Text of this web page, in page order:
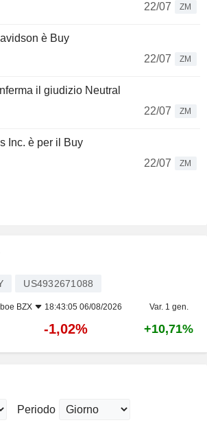
22/07
ZM
è Buy
22/07
ZM
il giudizio Neutral
22/07
ZM
Inc. è per il Buy
22/07
ZM
US4932671088
BZX 18:43:05 06/08/2026 Var. 1 gen.
-1,02% +10,71%
Periodo